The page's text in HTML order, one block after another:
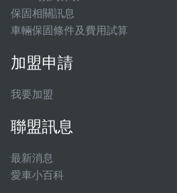
保固相關訊息
車輛保固條件及費用試算
加盟申請
我要加盟
聯盟訊息
最新消息
愛車小百科